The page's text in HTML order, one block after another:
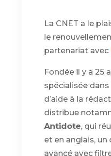
La CNET a le
le
partenariat avec
Fondée il y a 25
spécialisée
d’aide à la
distribue
Antidote, qui
et en anglais, un
avancé avec